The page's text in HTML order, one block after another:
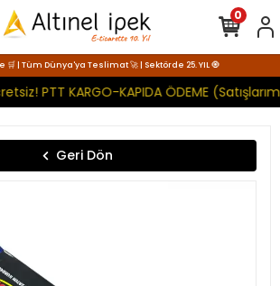
🛒 | Tüm Dünya'ya Teslimat 🚀 | Sektörde 25. YIL 🧿
PTT KARGO-KAPIDA ÖDEME
0
Geri Dön